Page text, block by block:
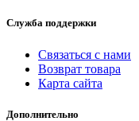
Служба поддержки
Связаться с нами
Возврат товара
Карта сайта
Дополнительно